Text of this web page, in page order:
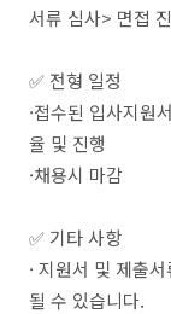
서류 심사> 면접
✅ 전형 일정
·접수된 입사지원
율 및 진행
·채용시 마감
✅ 기타 사항
· 지원서 및 제출
될 수 있습니다.